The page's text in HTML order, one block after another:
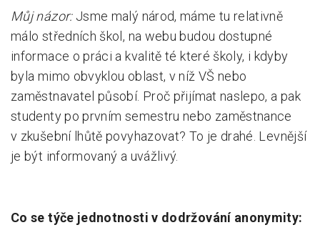
Můj názor: Jsme malý národ, máme tu relativně
málo středních škol, na webu budou dostupné
informace o práci a kvalitě té které školy, i kdyby
byla mimo obvyklou oblast, v níž VŠ nebo
zaměstnavatel působí. Proč přijímat naslepo, a pak
studenty po prvním semestru nebo zaměstnance
v zkušební lhůtě povyhazovat? To je drahé. Levnější
je být informovaný a uvážlivý.
Co se týče jednotnosti v dodržování anonymity: